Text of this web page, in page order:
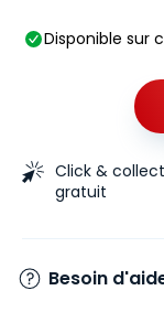
Disponible sur
Click & collect
gratuit
Besoin